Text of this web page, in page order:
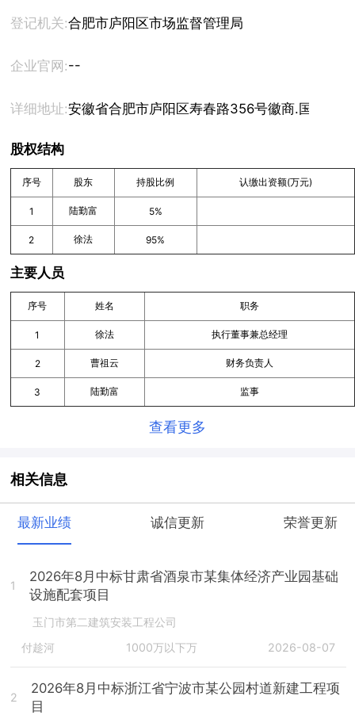
登记机关:合肥市庐阳区市场监督管理局
企业官网:--
详细地址:安徽省合肥市庐阳区寿春路356号徽商.国际大
股权结构
序号 股东 持股比例 认缴出资额(万元)
1 陆勤富 5%
2 徐法 95%
主要人员
序号 姓名 职务
1 徐法 执行董事兼总经理
2 曹祖云 财务负责人
3 陆勤富 监事
查看更多
相关信息
最新业绩 诚信更新 荣誉更新
1
2026年8月中标甘肃省酒泉市某集体经济产业园基础
设施配套项目
玉门市第二建筑安装工程公司
付趁河
1000万以下万 2026-08-07
2
2026年8月中标浙江省宁波市某公园村道新建工程项
目